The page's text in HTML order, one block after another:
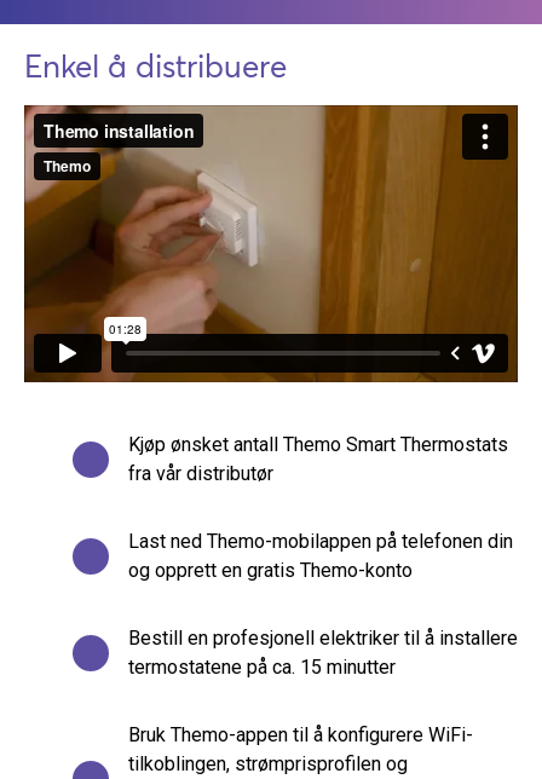
Enkel å distribuere
Kjøp ønsket antall Themo Smart Thermostats
fra vår distributør
Last ned Themo-mobilappen på telefonen din
og opprett en gratis Themo-konto
Bestill en profesjonell elektriker til å installere
termostatene på ca. 15 minutter
Bruk Themo-appen til å konfigurere WiFi-
tilkoblingen, strømprisprofilen og